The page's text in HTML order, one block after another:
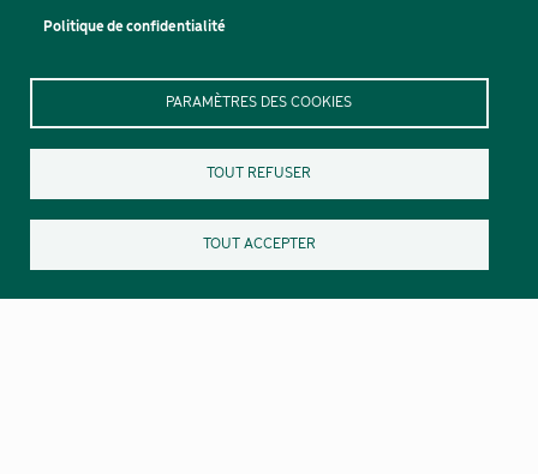
Politique de confidentialité
PARAMÈTRES DES COOKIES
TOUT REFUSER
TOUT ACCEPTER
12h30 et de 13h30 à 17h00 (le lundi à partir de 10h et le